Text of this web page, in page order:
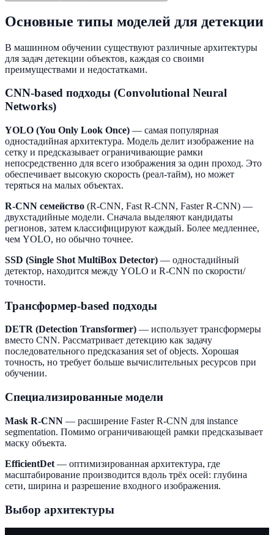
Основные типы моделей для детекции
В машинном обучении существуют различные архитектуры
для задач детекции объектов, каждая со своими
преимуществами и недостатками.
CNN-based подходы (Convolutional Neural
Networks)
YOLO (You Only Look Once) — самая популярная
одностадийная архитектура. Модель делит изображение на
сетку и предсказывает ограничивающие рамки
непосредственно для всего изображения за один проход. Это
обеспечивает высокую скорость (реал-тайм), но может
теряться на малых объектах.
R-CNN семейство (R-CNN, Fast R-CNN, Faster R-CNN) —
двухстадийные модели. Сначала выделяют кандидаты
регионов, затем классифицируют каждый. Более медленнее,
чем YOLO, но обычно точнее.
SSD (Single Shot MultiBox Detector) — одностадийный
детектор, находится между YOLO и R-CNN по скорости/
точности.
Трансформер-based подходы
DETR (Detection Transformer) — использует трансформеры
вместо CNN. Рассматривает детекцию как задачу
последовательного предсказания set of objects. Хорошая
точность, но требует больше вычислительных ресурсов при
обучении.
Специализированные модели
Mask R-CNN — расширение Faster R-CNN для instance
segmentation. Помимо ограничивающей рамки предсказывает
маску объекта.
EfficientDet — оптимизированная архитектура, где
масштабирование производится вдоль трёх осей: глубина
сети, ширина и разрешение входного изображения.
Выбор архитектуры